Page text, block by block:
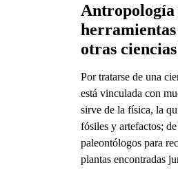
otras
Por tratarse de una
está vinculada con
sirve de la física, la
fósiles y artefactos;
paleontólogos para
plantas encontradas